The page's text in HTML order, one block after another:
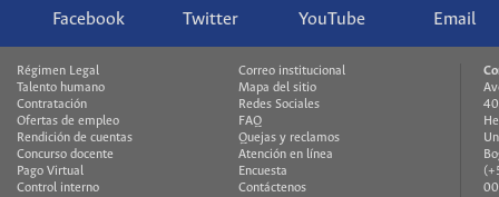
Facebook Twitter YouTube Email
Régimen Legal
Talento humano
Contratación
Ofertas de empleo
Rendición de cuentas
Concurso docente
Pago Virtual
Control interno
Correo institucional
Mapa del sitio
Redes Sociales
FAQ
Quejas y reclamos
Atención en línea
Encuesta
Contáctenos